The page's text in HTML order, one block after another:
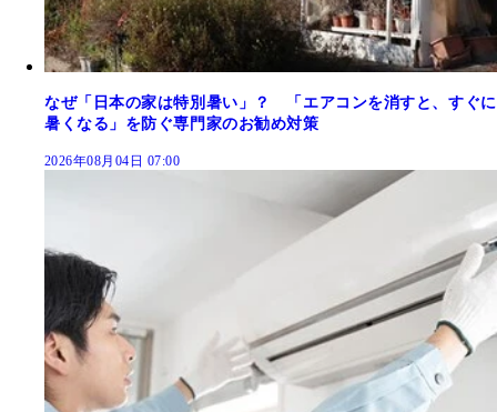
なぜ「日本の家は特別暑い」？ 「エアコンを消すと、すぐに
暑くなる」を防ぐ専門家のお勧め対策
2026年08月04日 07:00